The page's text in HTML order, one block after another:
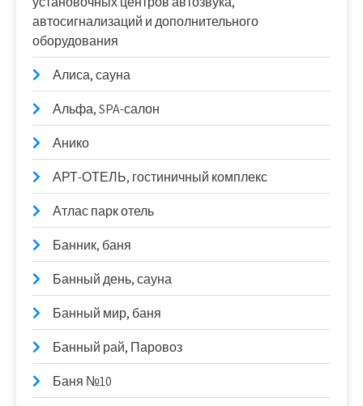
автосигнализаций и дополнительного
оборудования
Алиса, сауна
Альфа, SPA-салон
Анико
АРТ-ОТЕЛЬ, гостиничный комплекс
Атлас парк отель
Банник, баня
Банный день, сауна
Банный мир, баня
Банный рай, Паровоз
Баня №10